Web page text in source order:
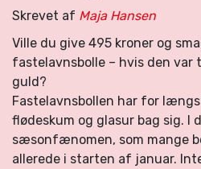
Skrevet af Maja Hansen
Ville du give 495 kroner og
fastelavnsbolle – hvis den var
guld?
Fastelavnsbollen har for
flødeskum og glasur bag sig. I
sæsonfænomen, som mange
allerede i starten af januar.